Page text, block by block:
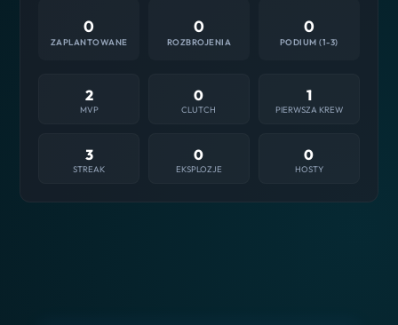
0
ZAPLANTOWANE
0
ROZBROJENIA
0
PODIUM (1-3)
2
MVP
0
CLUTCH
1
PIERWSZA KREW
3
STREAK
0
EKSPLOZJE
0
HOSTY